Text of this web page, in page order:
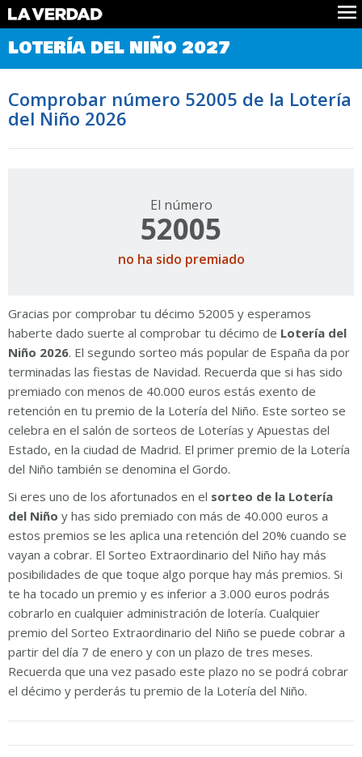
Comprobar Loteria del Niño
Premios
Noticias
Datos
Historia
LOTERÍA DEL NIÑO 2027
Comprobar número 52005 de la Lotería
del Niño 2026
El número
52005
no ha sido premiado
Gracias por comprobar tu décimo 52005 y esperamos
haberte dado suerte al comprobar tu décimo de Lotería del
Niño 2026. El segundo sorteo más popular de España da por
terminadas las fiestas de Navidad. Recuerda que si has sido
premiado con menos de 40.000 euros estás exento de
retención en tu premio de la Lotería del Niño. Este sorteo se
celebra en el salón de sorteos de Loterías y Apuestas del
Estado, en la ciudad de Madrid. El primer premio de la Lotería
del Niño también se denomina el Gordo.
Si eres uno de los afortunados en el sorteo de la Lotería
del Niño y has sido premiado con más de 40.000 euros a
estos premios se les aplica una retención del 20% cuando se
vayan a cobrar. El Sorteo Extraordinario del Niño hay más
posibilidades de que toque algo porque hay más premios. Si
te ha tocado un premio y es inferior a 3.000 euros podrás
cobrarlo en cualquier administración de lotería. Cualquier
premio del Sorteo Extraordinario del Niño se puede cobrar a
partir del día 7 de enero y con un plazo de tres meses.
Recuerda que una vez pasado este plazo no se podrá cobrar
el décimo y perderás tu premio de la Lotería del Niño.